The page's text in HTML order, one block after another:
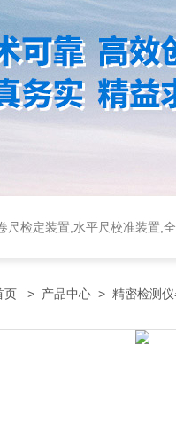
尺检定装置,水平尺校准装置,全
页 > 产品中心 > 精密检测仪